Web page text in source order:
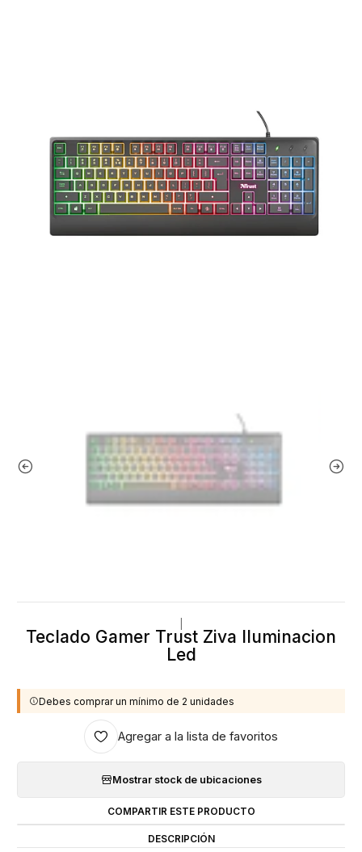
Teclado Gamer Trust Ziva Iluminacion
Led
Debes comprar un mínimo de 2 unidades
Agregar a la lista de favoritos
Mostrar stock de ubicaciones
COMPARTIR ESTE PRODUCTO
DESCRIPCIÓN